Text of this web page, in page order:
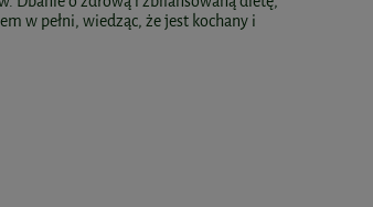
w pełni, wiedząc, że jest kochany i